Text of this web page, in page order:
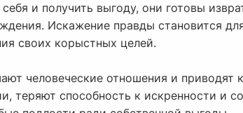
и получить выгоду, они готовы
Искажение правды становится
своих корыстных целей.
человеческие отношения и
теряют способность к искренности и